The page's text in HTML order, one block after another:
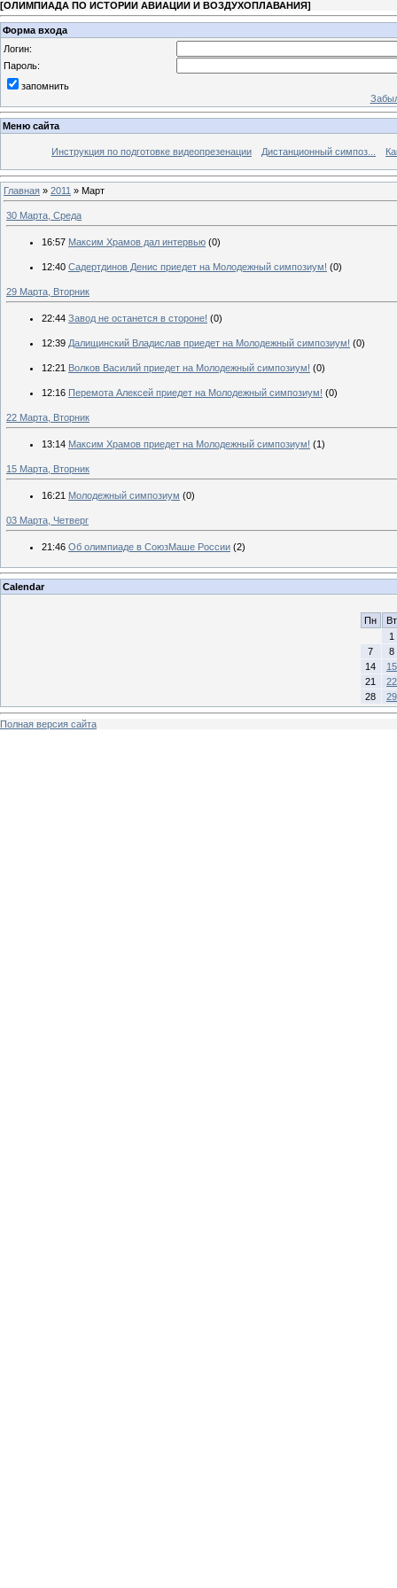
[ОЛИМПИАДА ПО ИСТОРИИ АВИАЦИИ И ВОЗДУХОПЛАВАНИЯ]
Форма входа
Логин:
Пароль:
запомнить
Меню сайта
Инструкция по подготовке видеопрезенации Дистанционный симпоз...
Главная » 2011 » Март
30 Марта, Среда
16:57 Максим Храмов дал интервью (0)
12:40 Садертдинов Денис приедет на Молодежный симпозиум! (0)
29 Марта, Вторник
22:44 Завод не останется в стороне! (0)
12:39 Далищинский Владислав приедет на Молодежный симпозиум! (0)
12:21 Волков Василий приедет на Молодежный симпозиум! (0)
12:16 Перемота Алексей приедет на Молодежный симпозиум! (0)
22 Марта, Вторник
13:14 Максим Храмов приедет на Молодежный симпозиум! (1)
15 Марта, Вторник
16:21 Молодежный симпозиум (0)
03 Марта, Четверг
21:46 Об олимпиаде в СоюзМаше России (2)
Calendar
Пн
Вт
1
7
8
14
15
21
22
28
29
Полная версия сайта